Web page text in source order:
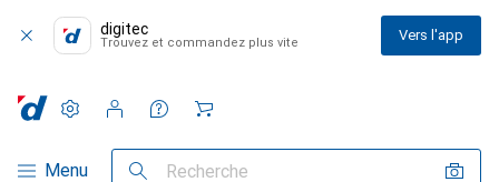
digitec
Trouvez et commandez plus vite Vers l'app
Navigation par catégorie
Menu Recherche
Paramètres
Compte client
Listes de comparaison
Listes d'envies
Panier